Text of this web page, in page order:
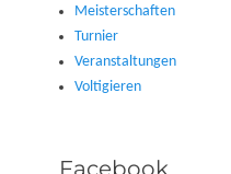
Meisterschaften
Turnier
Veranstaltungen
Voltigieren
Facebook